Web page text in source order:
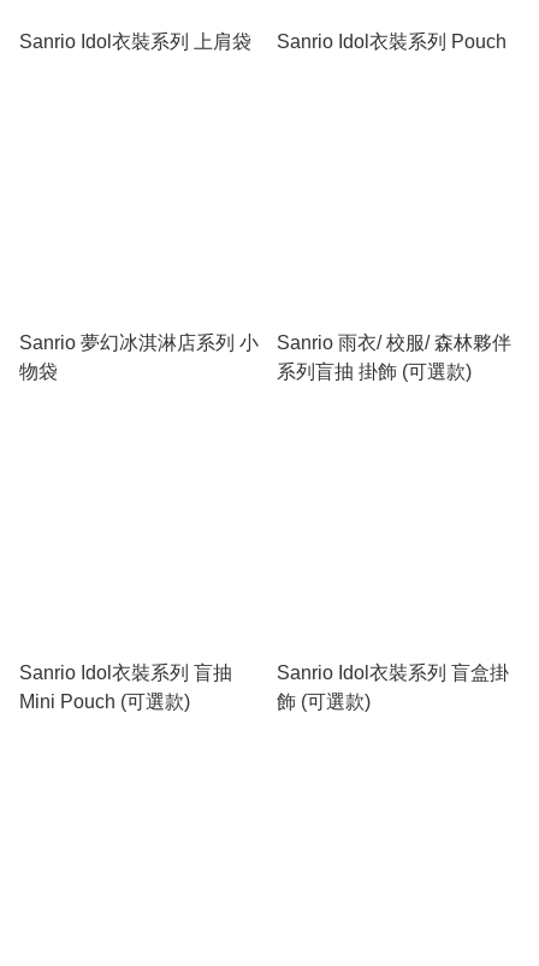
Sanrio Idol衣裝系列 上肩袋 Sanrio Idol衣裝系列 Pouch
Sanrio 夢幻冰淇淋店系列 小
物袋
Sanrio 雨衣/ 校服/ 森林夥伴
系列盲抽 掛飾 (可選款)
Sanrio Idol衣裝系列 盲抽
Mini Pouch (可選款)
Sanrio Idol衣裝系列 盲盒掛
飾 (可選款)